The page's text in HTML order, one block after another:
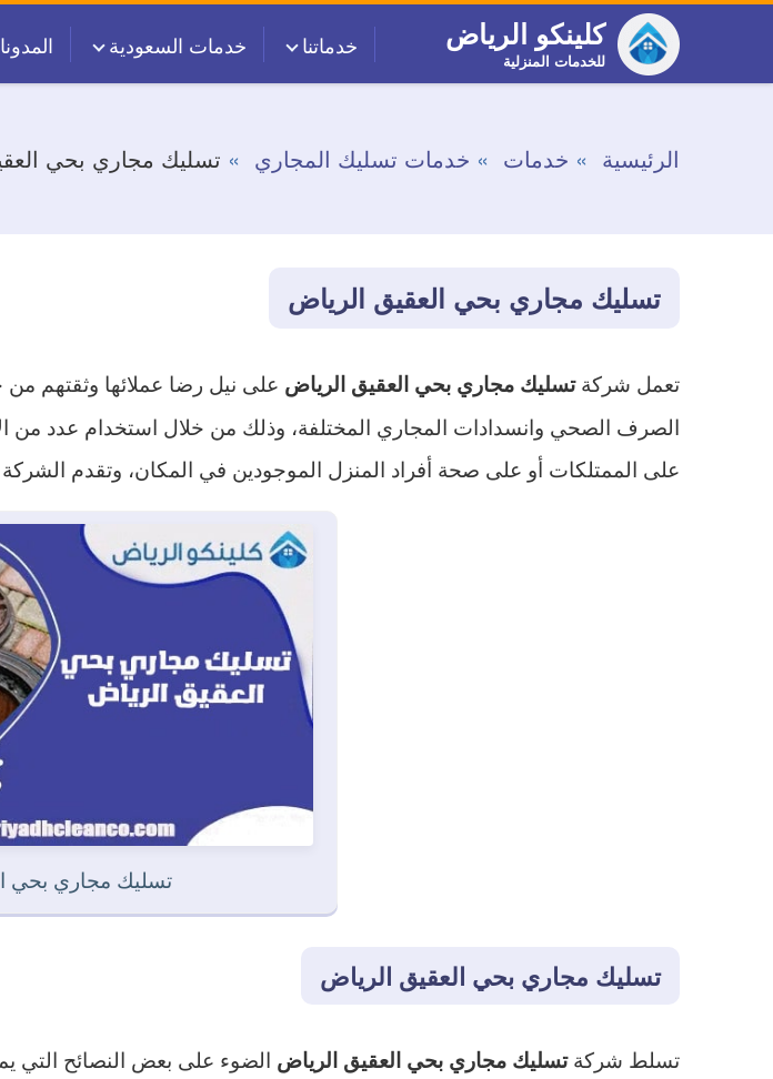
كلينكو الرياض
للخدمات المنزلية
خدماتنا خدمات السعودية
الرئيسية خدمات خدمات تسليك المجاري تسليك مجاري بحي
تسليك مجاري بحي العقيق الرياض
تعمل شركةتسليك مجاري بحي العقيق الرياض على نيل رضا عملائها وثقتهم
الصرف الصحي وانسدادات المجاري المختلفة، وذلك من خلال استخدام عدد من
على الممتلكات أو على صحة أفراد المنزل الموجودين في المكان، وتقدم الشركة
تسليك مجاري بحي
تسليك مجاري بحي العقيق الرياض
تسلط شركةتسليك مجاري بحي العقيق الرياض الضوء على بعض النصائح التي